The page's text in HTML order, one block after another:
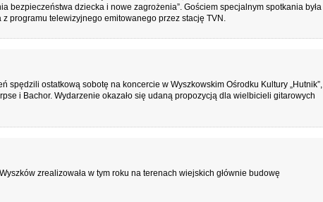
bezpieczeństwa dziecka i nowe zagrożenia”. Gościem specjalnym spotkania była
z programu telewizyjnego emitowanego przez stację TVN.
spędzili ostatkową sobotę na koncercie w Wyszkowskim Ośrodku Kultury „Hutnik”,
i Bachor. Wydarzenie okazało się udaną propozycją dla wielbicieli gitarowych
zrealizowała w tym roku na terenach wiejskich głównie budowę